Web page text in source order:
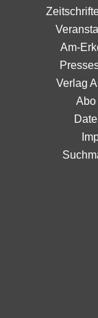
Am-
Verlag
Abo